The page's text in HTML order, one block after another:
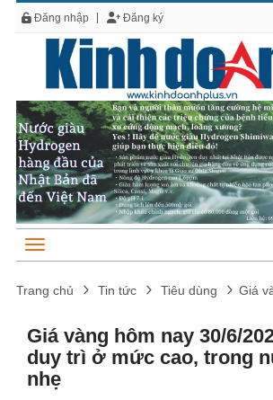
Đăng nhập Đăng ký
Trang chủ Tin tức Tiêu dùng Giá
Giá vàng hôm nay 30/6/
duy trì ở mức cao, trong
nhẹ